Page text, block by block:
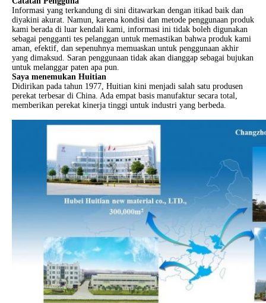
Informasi yang terkandung di sini ditawarkan dengan itikad baik dan
diyakini akurat. Namun, karena kondisi dan metode penggunaan produk
kami berada di luar kendali kami, informasi ini tidak boleh digunakan
sebagai pengganti tes pelanggan untuk memastikan bahwa produk kami
aman, efektif, dan sepenuhnya memuaskan untuk penggunaan akhir
yang dimaksud. Saran penggunaan tidak akan dianggap sebagai bujukan
untuk melanggar paten apa pun.
Saya menemukan Huitian
Didirikan pada tahun 1977, Huitian kini menjadi salah satu produsen
perekat terbesar di China. Ada empat basis manufaktur secara total,
memberikan perekat kinerja tinggi untuk industri yang berbeda.